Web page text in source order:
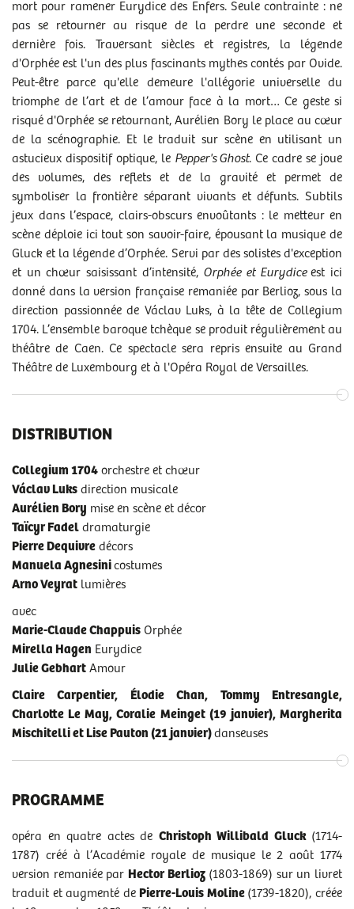
ET AUSSI
Entre lyrique et pop, théâtre et opéra, Jeanne Desoubeaux
revisite à sa manière l’opéra de Gluck dans une version
pleine de fantaisie.Où je vais la nuitest un spectacle à voir
en famille cette saison au théâtre de Caen.
jeudi 4 et vendredi 5 avril
Partenaire(s)
La Région Normandie soutient ce spectacle au côté de la
Ville de Caen.
DOSSIER 2018 « ORPHÉE ET EURYDICE »
PROGRAMME DE SALLE « ORPHÉE ET EURYDICE »
BIOGRAPHIE DE L'ÉQUIPE ARTISTIQUE « ORPHÉE ET
EURYDICE »
mort pour ramener Eurydice des Enfers. Seule contrainte : ne
pas se retourner au risque de la perdre une seconde et
dernière fois. Traversant siècles et registres, la légende
d'Orphée est l'un des plus fascinants mythes contés par Ovide.
Peut-être parce qu'elle demeure l'allégorie universelle du
triomphe de l’art et de l’amour face à la mort… Ce geste si
risqué d'Orphée se retournant, Aurélien Bory le place au cœur
de la scénographie. Et le traduit sur scène en utilisant un
astucieux dispositif optique, le Pepper's Ghost. Ce cadre se joue
des volumes, des reflets et de la gravité et permet de
symboliser la frontière séparant vivants et défunts. Subtils
jeux dans l’espace, clairs-obscurs envoûtants : le metteur en
scène déploie ici tout son savoir-faire, épousant la musique de
Gluck et la légende d’Orphée. Servi par des solistes d'exception
et un chœur saisissant d’intensité, Orphée et Eurydiceest ici
donné dans la version française remaniée par Berlioz, sous la
direction passionnée de Václav Luks, à la tête de Collegium
1704. L’ensemble baroque tchèque se produit régulièrement au
théâtre de Caen. Ce spectacle sera repris ensuite au Grand
Théâtre de Luxembourg et à l'Opéra Royal de Versailles.
DISTRIBUTION
Collegium 1704 orchestre et chœur
Václav Luks direction musicale
Aurélien Bory mise en scène et décor
Taïcyr Fadel dramaturgie
Pierre Dequivre décors
Manuela Agnesinicostumes
Arno Veyrat lumières
avec
Marie-Claude Chappuis Orphée
Mirella Hagen Eurydice
Julie Gebhart Amour
Claire Carpentier, Élodie Chan, Tommy Entresangle,
Charlotte Le May, Coralie Meinget (19 janvier), Margherita
Mischitelli et Lise Pauton (21 janvier)danseuses
PROGRAMME
opéra en quatre actes de Christoph Willibald Gluck(1714-
1787) créé à l’Académie royale de musique le 2 août 1774
version remaniée par Hector Berlioz(1803-1869) sur un livret
traduit et augmenté de Pierre-Louis Moline (1739-1820), créée